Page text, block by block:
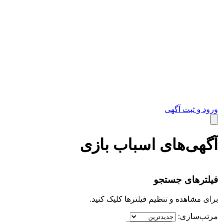
دوچرخه/اسکیت/اسکوتر
ورود و ثبت آگهی
آگهی‌های اسباب‌ بازی
فیلترهای جستجو
برای مشاهده و تنظیم فیلترها کلیک کنید.
مرتب‌سازی: